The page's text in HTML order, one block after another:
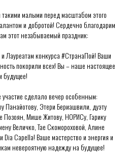
малыми перед масштабом этого
и добротой! Сердечно благодарим
этот незабываемый праздник:
Лауреатам конкурса #СтранаПой! Ваши
покорили всех! Вы – наше настоящее
будущее!
сделало вечер особенным:
Панайотову, Этери Бериашвили, дуэту
Позоян, Мише Житову, НОРИСу, Гарику
Величко, Тае Скомороховой, Алине
Capella! Ваше мастерство и энергия и
невероятную надежду на будущее!